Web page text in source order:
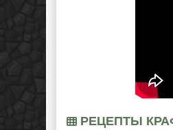
РЕЦЕПТЫ